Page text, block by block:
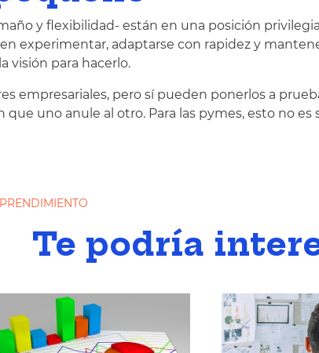
y flexibilidad- están en una posición
experimentar, adaptarse con rapidez y
visión para hacerlo.
empresariales, pero sí pueden ponerlos a
uno anule al otro. Para las pymes, esto no es
Te podría